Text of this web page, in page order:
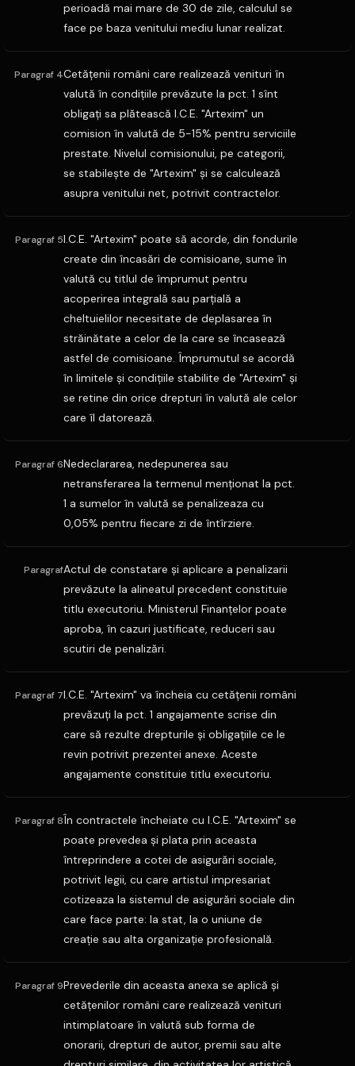
perioadă mai mare de 30 de zile, calculul se
face pe baza venitului mediu lunar realizat.
Paragraf 4Cetăţenii români care realizează venituri în
valută în condiţiile prevăzute la pct. 1 sînt
obligaţi sa plătească I.C.E. "Artexim" un
comision în valută de 5-15% pentru serviciile
prestate. Nivelul comisionului, pe categorii,
se stabileşte de "Artexim" şi se calculează
asupra venitului net, potrivit contractelor.
Paragraf 5I.C.E. "Artexim" poate să acorde, din fondurile
create din încasări de comisioane, sume în
valută cu titlul de împrumut pentru
acoperirea integrală sau parţială a
cheltuielilor necesitate de deplasarea în
străinătate a celor de la care se încasează
astfel de comisioane. Împrumutul se acordă
în limitele şi condiţiile stabilite de "Artexim" şi
se retine din orice drepturi în valută ale celor
care îl datorează.
Paragraf 6Nedeclararea, nedepunerea sau
netransferarea la termenul menţionat la pct.
1 a sumelor în valută se penalizeaza cu
0,05% pentru fiecare zi de întîrziere.
ParagrafActul de constatare şi aplicare a penalizarii
prevăzute la alineatul precedent constituie
titlu executoriu. Ministerul Finanţelor poate
aproba, în cazuri justificate, reduceri sau
scutiri de penalizări.
Paragraf 7I.C.E. "Artexim" va încheia cu cetăţenii români
prevăzuţi la pct. 1 angajamente scrise din
care să rezulte drepturile şi obligaţiile ce le
revin potrivit prezentei anexe. Aceste
angajamente constituie titlu executoriu.
Paragraf 8În contractele încheiate cu I.C.E. "Artexim" se
poate prevedea şi plata prin aceasta
întreprindere a cotei de asigurări sociale,
potrivit legii, cu care artistul impresariat
cotizeaza la sistemul de asigurări sociale din
care face parte: la stat, la o uniune de
creaţie sau alta organizaţie profesională.
Paragraf 9Prevederile din aceasta anexa se aplică şi
cetăţenilor români care realizează venituri
intimplatoare în valută sub forma de
onorarii, drepturi de autor, premii sau alte